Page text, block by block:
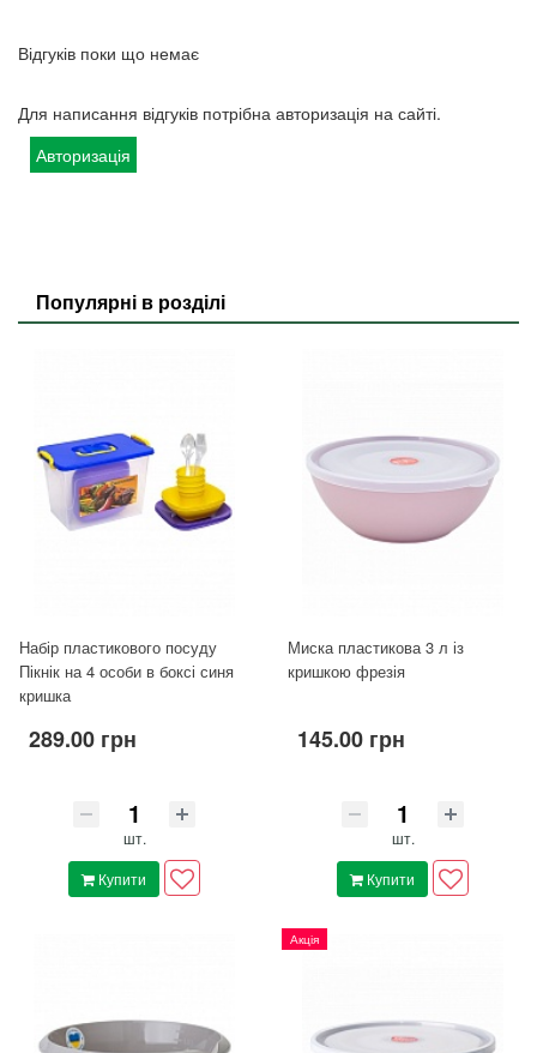
Відгуків поки що немає
Для написання відгуків потрібна авторизація на сайті.
Авторизація
Популярні в розділі
Набір пластикового посуду
Пікнік на 4 особи в боксі синя
кришка
289.00 грн
шт.
Купити
Миска пластикова 3 л із
кришкою фрезія
145.00 грн
шт.
Купити
Акція